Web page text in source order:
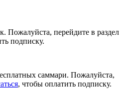
Пожалуйста, перейдите в раздел
подписку.
саммари. Пожалуйста,
, чтобы оплатить подписку.